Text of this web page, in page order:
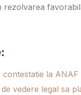
rezolvarea
la
vedere legal sa